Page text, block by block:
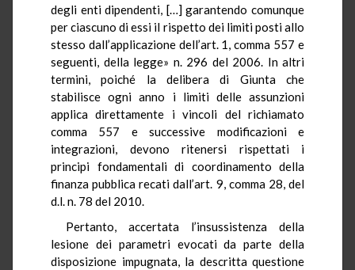
degli enti dipendenti, […] garantendo comunque
per ciascuno di essi il rispetto dei limiti posti allo
stesso dall’applicazione dell’art. 1, comma 557 e
seguenti, della legge» n. 296 del 2006. In altri
termini, poiché la delibera di Giunta che
stabilisce ogni anno i limiti delle assunzioni
applica direttamente i vincoli del richiamato
comma 557 e successive modificazioni e
integrazioni, devono ritenersi rispettati i
principi fondamentali di coordinamento della
finanza pubblica recati dall’art. 9, comma 28, del
d.l. n. 78 del 2010.
Pertanto, accertata l’insussistenza della
lesione dei parametri evocati da parte della
disposizione impugnata, la descritta questione